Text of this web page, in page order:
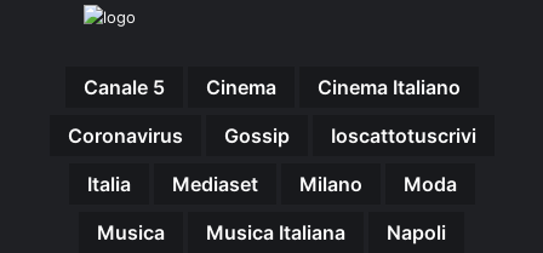
Canale 5 Cinema
Cinema Italiano
Coronavirus
Gossip
Ioscattotuscrivi
Italia
Mediaset Milano
Moda
Musica
Musica Italiana
Napoli